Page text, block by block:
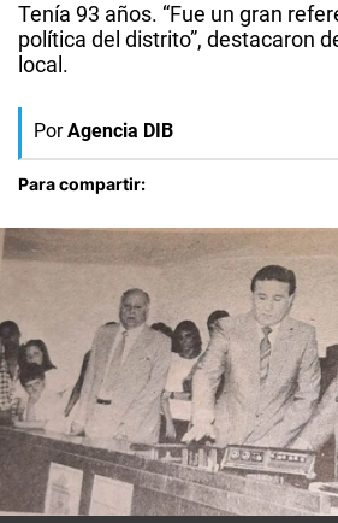
Tenía 93 años. “Fue un gran
política del distrito”, destacaron
local.
Por Agencia DIB
Para compartir: